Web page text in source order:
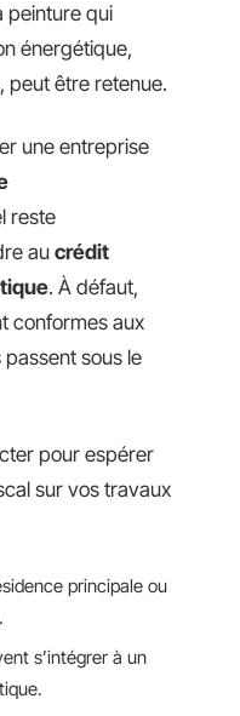
peinture qui
énergétique,
peut être retenue.
une entreprise
reste
au crédit
. À défaut,
conformes aux
sous le
pour espérer
sur vos travaux
principale ou
s’intégrer à un